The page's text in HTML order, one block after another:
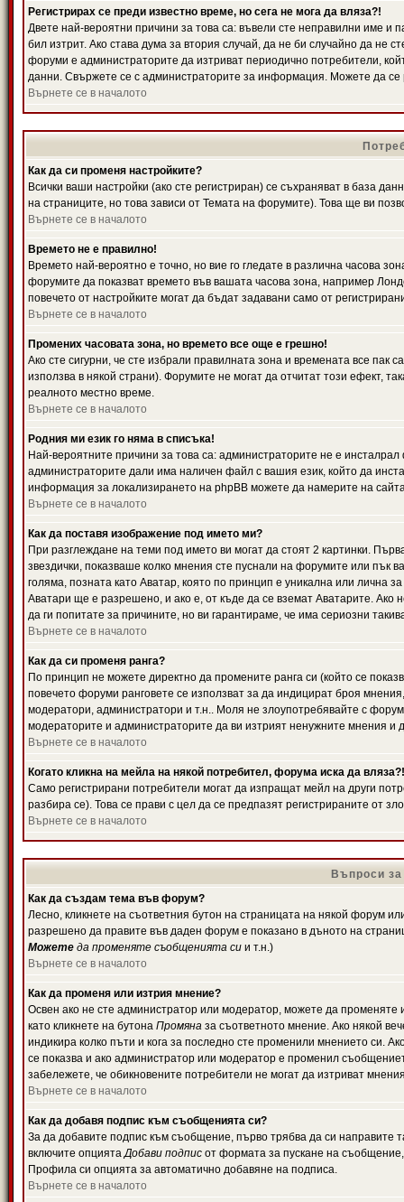
Регистрирах се преди известно време, но сега не мога да вляза?!
Двете най-вероятни причини за това са: въвели сте неправилни име и
бил изтрит. Ако става дума за втория случай, да не би случайно да
форуми е администраторите да изтриват периодично потребители,
данни. Свържете се с администраторите за информация. Можете да се
Върнете се в началото
Как да си променя настройките?
Всички ваши настройки (ако сте регистриран) се съхраняват в база
на страниците, но това зависи от Темата на форумите). Това ще ви
Върнете се в началото
Времето не е правилно!
Времето най-вероятно е точно, но вие го гледате в различна часова
форумите да показват времето във вашата часова зона, например
повечето от настройките могат да бъдат задавани само от
Върнете се в началото
Промених часовата зона, но времето все още е грешно!
Ако сте сигурни, че сте избрали правилната зона и времената все
използва в някой страни). Форумите не могат да отчитат този ефект,
реалното местно време.
Върнете се в началото
Родния ми език го няма в списъка!
Най-вероятните причини за това са: администраторите не е
администраторите дали има наличен файл с вашия език, който да
информация за локализирането на phpBB можете да намерите на
Върнете се в началото
Как да поставя изображение под името ми?
При разглеждане на теми под името ви могат да стоят 2 картинки.
звездички, показваше колко мнения сте пуснали на форумите или пък
голяма, позната като Аватар, която по принцип е уникална или лична
Аватари ще е разрешено, и ако е, от къде да се вземат Аватарите.
да ги попитате за причините, но ви гарантираме, че има сериозни
Върнете се в началото
Как да си променя ранга?
По принцип не можете директно да промените ранга си (който се
повечето форуми ранговете се използват за да индицират броя
модератори, администратори и т.н.. Моля не злоупотребявайте с
модераторите и администраторите да ви изтрият ненужните мнения и
Върнете се в началото
Когато кликна на мейла на някой потребител, форума иска да вляза?!
Само регистрирани потребители могат да изпращат мейл на други
разбира се). Това се прави с цел да се предпазят регистрираните от
Върнете се в началото
Въпроси
Как да създам тема във форум?
Лесно, кликнете на съответния бутон на страницата на някой форум
разрешено да правите във даден форум е показано в дъното на
Можете да променяте съобщенията си и т.н.)
Върнете се в началото
Как да променя или изтрия мнение?
Освен ако не сте администратор или модератор, можете да
като кликнете на бутона Промяна за съответното мнение. Ако някой
индикира колко пъти и кога за последно сте променили мнението си.
се показва и ако администратор или модератор е променил
забележете, че обикновените потребители не могат да изтриват
Върнете се в началото
Как да добавя подпис към съобщенията си?
За да добавите подпис към съобщение, първо трябва да си
включите опциятаДобави подпис от формата за пускане на
Профила си опцията за автоматично добавяне на подписа.
Върнете се в началото